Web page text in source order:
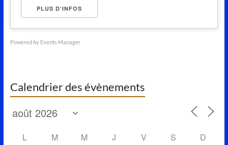
PLUS D’INFOS
Powered by Events Manager
Calendrier des évènements
L M M J V S D